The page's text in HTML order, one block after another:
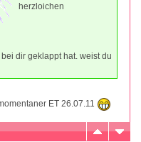
herzloichen
dir geklappt hat. weist du
ET 26.07.11